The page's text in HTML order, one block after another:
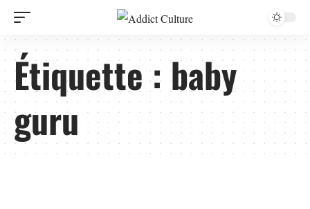
Étiquette :baby
guru